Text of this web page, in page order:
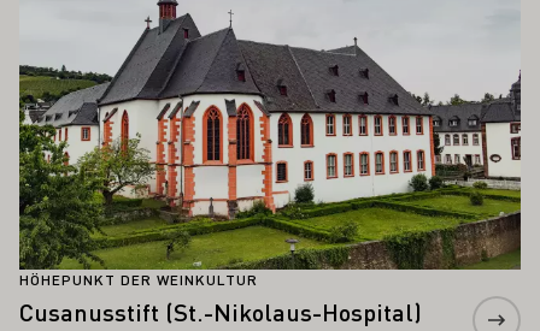
HÖHEPUNKT DER WEINKULTUR
Cusanusstift (St.-Nikolaus-Hospital)